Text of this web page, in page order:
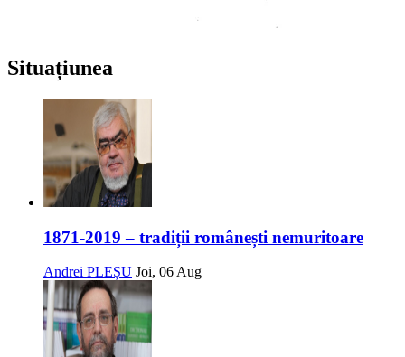
Situațiunea
1871-2019 – tradiții românești nemuritoare
Andrei PLEȘU Joi, 06 Aug